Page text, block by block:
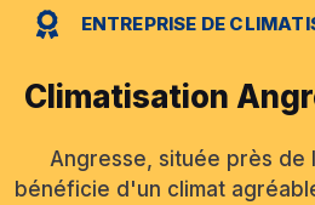
ENTREPRISE DE
Climatisation
Angresse, située près de
bénéficie d'un climat